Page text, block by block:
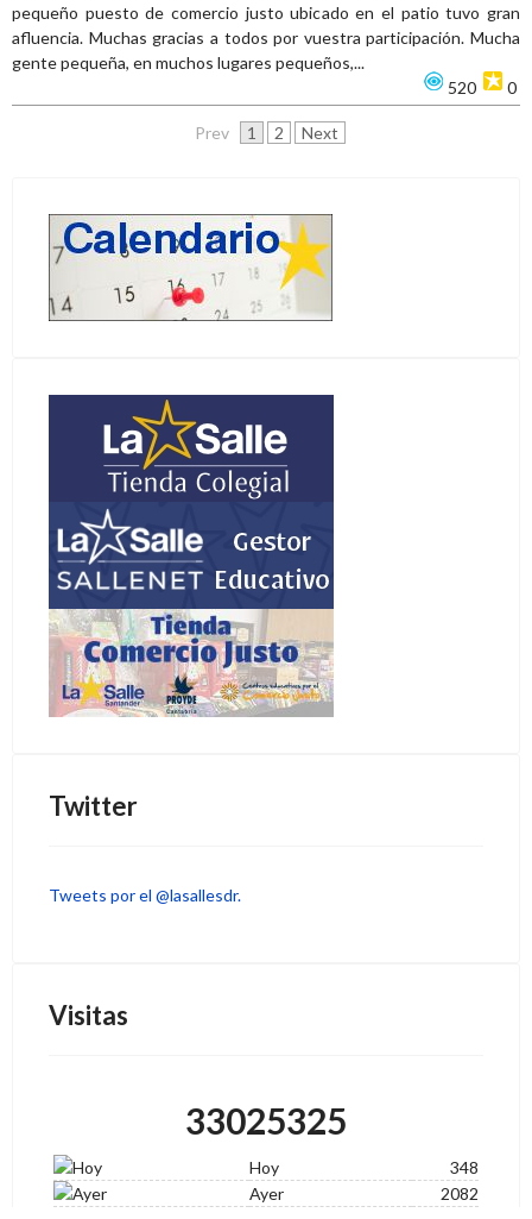
pequeño puesto de comercio justo ubicado en el patio tuvo gran
afluencia. Muchas gracias a todos por vuestra participación. Mucha
gente pequeña, en muchos lugares pequeños,...
520
0
Prev 1 2 Next
Twitter
Tweets por el @lasallesdr.
Visitas
33025325
Hoy
348
Ayer
2082